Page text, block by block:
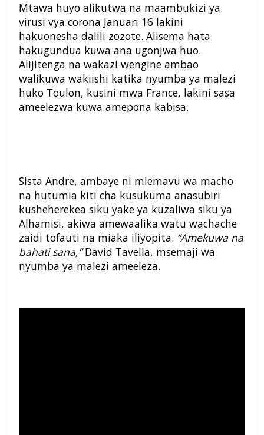
Mtawa huyo alikutwa na maambukizi ya
virusi vya corona Januari 16 lakini
hakuonesha dalili zozote. Alisema hata
hakugundua kuwa ana ugonjwa huo.
Alijitenga na wakazi wengine ambao
walikuwa wakiishi katika nyumba ya malezi
huko Toulon, kusini mwa France, lakini sasa
ameelezwa kuwa amepona kabisa.
Sista Andre, ambaye ni mlemavu wa macho
na hutumia kiti cha kusukuma anasubiri
kusheherekea siku yake ya kuzaliwa siku ya
Alhamisi, akiwa amewaalika watu wachache
zaidi tofauti na miaka iliyopita. “Amekuwa na
bahati sana,”David Tavella, msemaji wa
nyumba ya malezi ameeleza.